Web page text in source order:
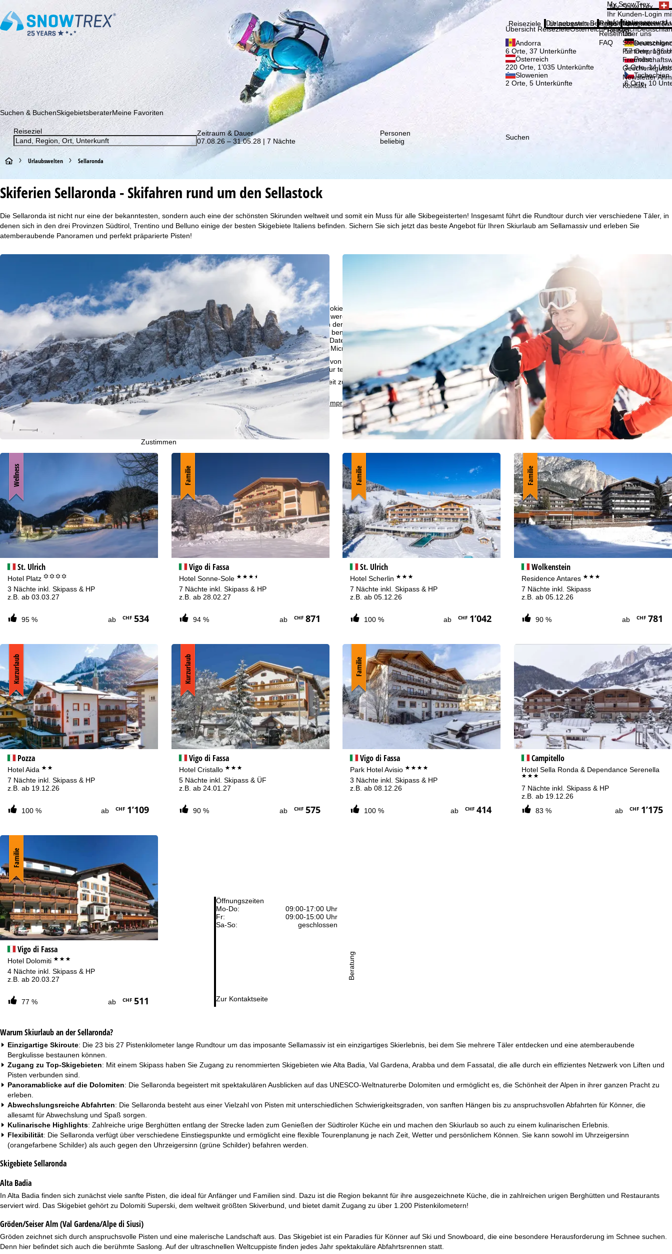
Cookie-Hinweis
Für ein optimales Webangebot erheben wir mit Hilfe von Cookies Nutzungsinformationen, die wir, die TravelTrex GmbH,
auch mit unseren Partnern teilen. Auf Basis Ihrer Aktivitäten werden dabei Nutzungsprofile anhand von Endgeräte- und
Browserinformationen erstellt. Diese Nutzungsprofile dienen der statistischen Analyse, individuellen Produktempfehlung,
individualisierten Werbung und Reichweitenmessung. Dafür benötigen wir Ihre Zustimmung (jederzeit widerrufbar), die
auch die Datenweitergabe bestimmter personenbezogener Daten an Drittanbieter in Drittländern außerhalb des
Europäischen Wirtschaftsraumes umfasst, wie Google oder Microsoft in den USA.
Mit einem Klick aufZustimmenakzeptieren Sie den Einsatz von nicht funktionsnotwendigen Cookies und ähnlichen
Technologien. Wenn SieAblehnenklicken, verwenden wir nur technisch und zur Vertragserfüllung notwendige Dienste.
Weitere Informationen zur Cookienutzung und die Möglichkeit zur Änderung Ihrer Einstellungen finden Sie in unserer
Cookie-Policy.
Informationen zum Verantwortlichen finden Sie in unserem Impressum. Informationen zu den Verarbeitungszwecken und
Ihren Rechten finden Sie in unsererDatenschutzerklärung
Zustimmen
Beratung
044 580 28 88 oder +4922188828374
Öffnungszeiten
Mo-Do:
09:00-17:00 Uhr
Fr:
09:00-15:00 Uhr
Sa-So:
geschlossen
Zur Kontaktseite
Beratung
Abonnieren Sie unseren Newsletter und erfahren Sie als Erster von unseren Rabatt-Aktionen!
My SnowTrex
My SnowTrex
Ihr Kunden-Login
Informationen rund
Reisen.
Reiseziele
Übersicht ReisezieleÖsterreichFrankreich
Andorra
6 Orte, 37 Unterkünfte
57 Orte, 136
Österreich
220 Orte, 1’035 Unterkünfte
Polen
3 Orte, 14
Slowenien
2 Orte, 5 Unterkünfte
Tschechien
6 Orte, 10
Urlaubswelten
Die neuesten Beiträge aus unserem
Infos
Reiseinfos
Reiseinfos
FAQ
Unternehmen
Über uns
Über uns
Newsletter
Kontakt
Suchen & BuchenSkigebietsberaterMeine Favoriten
Reiseziel
Zeitraum & Dauer
07.08.26 – 31.05.28 | 7 Nächte
Personen
beliebig
Suchen
S
t
i
e
Urlaubswelten Sellaronda
Skiferien Sellaronda - Skifahren rund um den Sellastock
Die Sellaronda ist nicht nur eine der bekanntesten, sondern auch eine der schönsten Skirunden weltweit und somit ein Muss für alle Skibegeisterten! Insgesamt führt die Rundtour durch vier verschiedene Täler, in
denen sich in den drei Provinzen Südtirol, Trentino und Belluno einige der besten Skigebiete Italiens befinden. Sichern Sie sich jetzt das beste Angebot für Ihren Skiurlaub am Sellamassiv und erleben Sie
atemberaubende Panoramen und perfekt präparierte Pisten!
St. Ulrich
Hotel Platz °°°°
3 Nächte inkl. Skipass & HP
z.B. ab 03.03.27
95 % ab CHF534
Wellness
Vigo di Fassa
Hotel Sonne-Sole ***+
7 Nächte inkl. Skipass & HP
z.B. ab 28.02.27
94 % ab CHF871
Familie
St. Ulrich
Hotel Scherlin***
7 Nächte inkl. Skipass & HP
z.B. ab 05.12.26
100 % ab CHF1’042
Familie
Wolkenstein
Residence Antares***
7 Nächte inkl. Skipass
z.B. ab 05.12.26
90 % ab CHF781
Familie
Pozza
Hotel Aida **
7 Nächte inkl. Skipass & HP
z.B. ab 19.12.26
100 % ab CHF1’109
Kurzurlaub
Vigo di Fassa
Hotel Cristallo ***
5 Nächte inkl. Skipass & ÜF
z.B. ab 24.01.27
90 % ab CHF575
Kurzurlaub
Vigo di Fassa
Park Hotel Avisio****
3 Nächte inkl. Skipass & HP
z.B. ab 08.12.26
100 % ab CHF414
Familie
Campitello
Hotel Sella Ronda & Dependance Serenella
***
7 Nächte inkl. Skipass & HP
z.B. ab 19.12.26
83 %
ab CHF1’175
Vigo di Fassa
Hotel Dolomiti ***
4 Nächte inkl. Skipass & HP
z.B. ab 20.03.27
77 % ab CHF511
Familie
Warum Skiurlaub an der Sellaronda?
Einzigartige Skiroute: Die 23 bis 27 Pistenkilometer lange Rundtour um das imposante Sellamassiv ist ein einzigartiges Skierlebnis, bei dem Sie mehrere Täler entdecken und eine atemberaubende
Bergkulisse bestaunen können.
Zugang zu Top-Skigebieten: Mit einem Skipass haben Sie Zugang zu renommierten Skigebieten wie Alta Badia, Val Gardena, Arabba und dem Fassatal, die alle durch ein effizientes Netzwerk von Liften und
Pisten verbunden sind.
Panoramablicke auf die Dolomiten: Die Sellaronda begeistert mit spektakulären Ausblicken auf das UNESCO-Weltnaturerbe Dolomiten und ermöglicht es, die Schönheit der Alpen in ihrer ganzen Pracht zu
erleben.
Abwechslungsreiche Abfahrten: Die Sellaronda besteht aus einer Vielzahl von Pisten mit unterschiedlichen Schwierigkeitsgraden, von sanften Hängen bis zu anspruchsvollen Abfahrten für Könner, die
allesamt für Abwechslung und Spaß sorgen.
Kulinarische Highlights: Zahlreiche urige Berghütten entlang der Strecke laden zum Genießen der Südtiroler Küche ein und machen den Skiurlaub so auch zu einem kulinarischen Erlebnis.
Flexibilität: Die Sellaronda verfügt über verschiedene Einstiegspunkte und ermöglicht eine flexible Tourenplanung je nach Zeit, Wetter und persönlichem Können. Sie kann sowohl im Uhrzeigersinn
(orangefarbene Schilder) als auch gegen den Uhrzeigersinn (grüne Schilder) befahren werden.
Skigebiete Sellaronda
Alta Badia
In Alta Badia finden sich zunächst viele sanfte Pisten, die ideal für Anfänger und Familien sind. Dazu ist die Region bekannt für ihre ausgezeichnete Küche, die in zahlreichen urigen Berghütten und Restaurants
serviert wird. Das Skigebiet gehört zu Dolomiti Superski, dem weltweit größten Skiverbund, und bietet damit Zugang zu über 1.200 Pistenkilometern!
Gröden/Seiser Alm (Val Gardena/Alpe di Siusi)
Gröden zeichnet sich durch anspruchsvolle Pisten und eine malerische Landschaft aus. Das Skigebiet ist ein Paradies für Könner auf Ski und Snowboard, die eine besondere Herausforderung im Schnee suchen.
Denn hier befindet sich auch die berühmte Saslong. Auf der ultraschnellen Weltcuppiste finden jedes Jahr spektakuläre Abfahrtsrennen statt.